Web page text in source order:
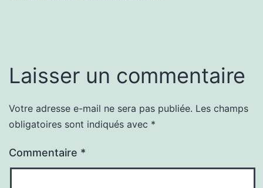
Laisser un commentaire
Votre adresse e-mail ne sera pas publiée. Les champs
obligatoires sont indiqués avec *
Commentaire *